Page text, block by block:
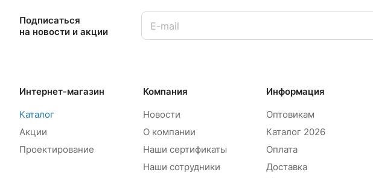
Подписаться
на новости и акции
Интернет-магазин
Каталог
Акции
Проектирование
Компания
Новости
О компании
Наши сертификаты
Наши сотрудники
Информация
Оптовикам
Каталог 2026
Оплата
Доставка